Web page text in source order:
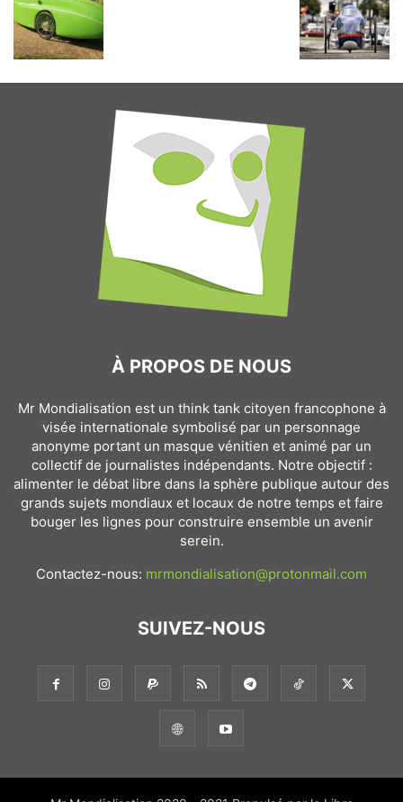
À PROPOS DE NOUS
Mr Mondialisation est un think tank citoyen francophone à
visée internationale symbolisé par un personnage
anonyme portant un masque vénitien et animé par un
collectif de journalistes indépendants. Notre objectif :
alimenter le débat libre dans la sphère publique autour des
grands sujets mondiaux et locaux de notre temps et faire
bouger les lignes pour construire ensemble un avenir
serein.
Contactez-nous: mrmondialisation@protonmail.com
SUIVEZ-NOUS